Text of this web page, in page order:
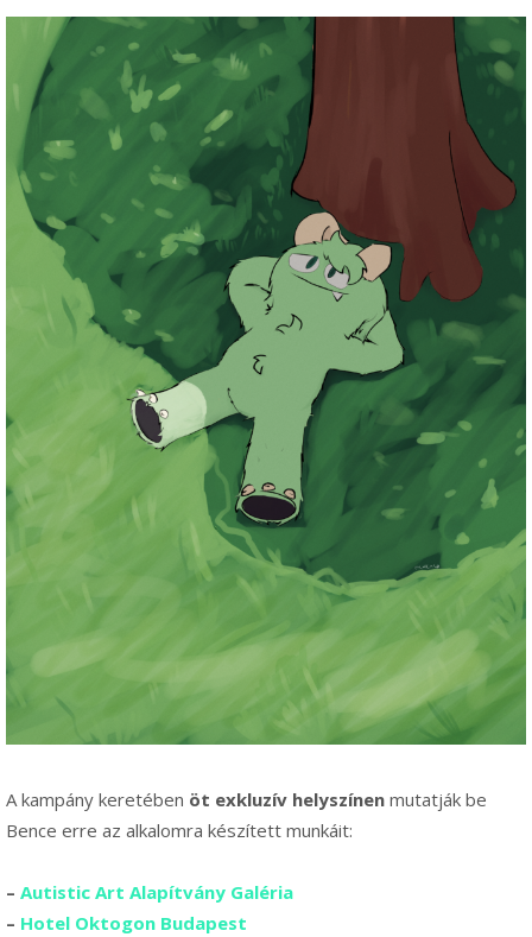
A kampány keretében öt exkluzív helyszínen mutatják be
Bence erre az alkalomra készített munkáit:
– Autistic Art Alapítvány Galéria
– Hotel Oktogon Budapest